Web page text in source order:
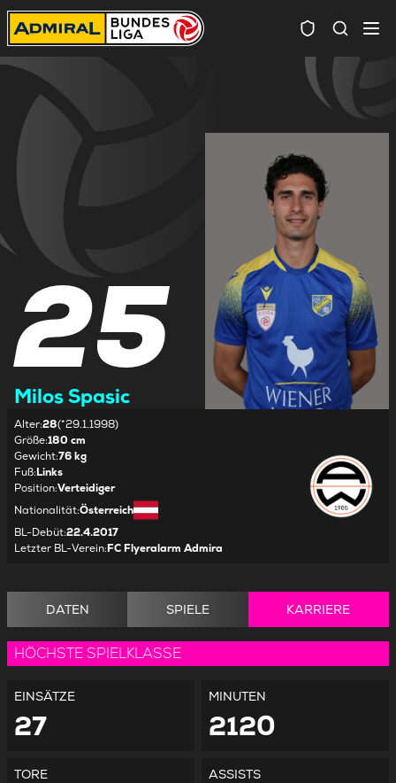
25
Milos Spasic
Alter:28(*29.1.1998)
Größe:180 cm
Gewicht:76 kg
Fuß:Links
Position:Verteidiger
Nationalität:Österreich
BL-Debüt:22.4.2017
Letzter BL-Verein:FC Flyeralarm Admira
DATEN SPIELE KARRIERE
HÖCHSTE SPIELKLASSE
EINSÄTZE
27
MINUTEN
2120
TORE ASSISTS